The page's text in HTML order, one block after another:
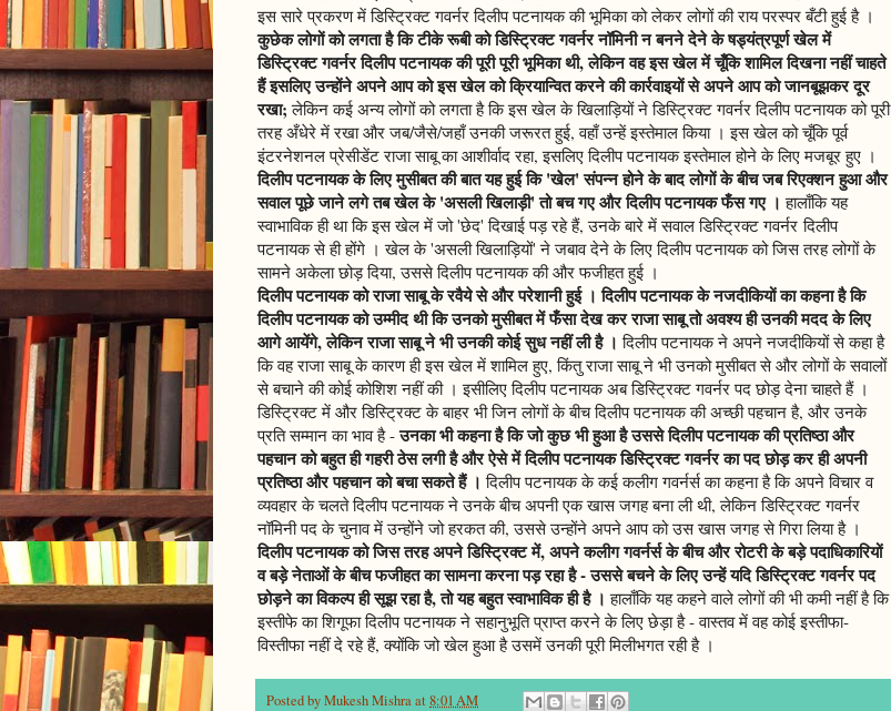
इस सारे प्रकरण में डिस्ट्रिक्ट गवर्नर दिलीप पटनायक की भूमिका को लेकर लोगों की राय परस्पर बँटी हुई है ।
कुछेक लोगों को लगता है कि टीके रूबी को डिस्ट्रिक्ट गवर्नर नॉमिनी न बनने देने के षड्यंत्रपूर्ण खेल में
डिस्ट्रिक्ट गवर्नर दिलीप पटनायक की पूरी पूरी भूमिका थी, लेकिन वह इस खेल में चूँकि शामिल दिखना नहीं चाहते
हैं इसलिए उन्होंने अपने आप को इस खेल को क्रियान्वित करने की कार्रवाइयों से अपने आप को जानबूझकर दूर
रखा; लेकिन कई अन्य लोगों को लगता है कि इस खेल के खिलाड़ियों ने डिस्ट्रिक्ट गवर्नर दिलीप पटनायक को पूरी
तरह अँधेरे में रखा और जब/जैसे/जहाँ उनकी जरूरत हुई, वहाँ उन्हें इस्तेमाल किया । इस खेल को चूँकि पूर्व
इंटरनेशनल प्रेसीडेंट राजा साबू का आशीर्वाद रहा, इसलिए दिलीप पटनायक इस्तेमाल होने के लिए मजबूर हुए ।
दिलीप पटनायक के लिए मुसीबत की बात यह हुई कि 'खेल' संपन्न होने के बाद लोगों के बीच जब रिएक्शन हुआ और
सवाल पूछे जाने लगे तब खेल के 'असली खिलाड़ी' तो बच गए और दिलीप पटनायक फँस गए । हालाँकि यह
स्वाभाविक ही था कि इस खेल में जो 'छेद' दिखाई पड़ रहे हैं, उनके बारे में सवाल डिस्ट्रिक्ट गवर्नर दिलीप
पटनायक से ही होंगे । खेल के 'असली खिलाड़ियों' ने जबाव देने के लिए दिलीप पटनायक को जिस तरह लोगों के
सामने अकेला छोड़ दिया, उससे दिलीप पटनायक की और फजीहत हुई ।
दिलीप पटनायक को राजा साबू के रवैये से और परेशानी हुई । दिलीप पटनायक के नजदीकियों का कहना है कि
दिलीप पटनायक को उम्मीद थी कि उनको मुसीबत में फँसा देख कर राजा साबू तो अवश्य ही उनकी मदद के लिए
आगे आयेंगे, लेकिन राजा साबू ने भी उनकी कोई सुध नहीं ली है । दिलीप पटनायक ने अपने नजदीकियों से कहा है
कि वह राजा साबू के कारण ही इस खेल में शामिल हुए, किंतु राजा साबू ने भी उनको मुसीबत से और लोगों के सवालों
से बचाने की कोई कोशिश नहीं की । इसीलिए दिलीप पटनायक अब डिस्ट्रिक्ट गवर्नर पद छोड़ देना चाहते हैं ।
डिस्ट्रिक्ट में और डिस्ट्रिक्ट के बाहर भी जिन लोगों के बीच दिलीप पटनायक की अच्छी पहचान है, और उनके
प्रति सम्मान का भाव है -उनका भी कहना है कि जो कुछ भी हुआ है उससे दिलीप पटनायक की प्रतिष्ठा और
पहचान को बहुत ही गहरी ठेस लगी है और ऐसे में दिलीप पटनायक डिस्ट्रिक्ट गवर्नर का पद छोड़ कर ही अपनी
प्रतिष्ठा और पहचान को बचा सकते हैं । दिलीप पटनायक के कई कलीग गवर्नर्स का कहना है कि अपने विचार व
व्यवहार के चलते दिलीप पटनायक ने उनके बीच अपनी एक खास जगह बना ली थी, लेकिन डिस्ट्रिक्ट गवर्नर
नॉमिनी पद के चुनाव में उन्होंने जो हरकत की, उससे उन्होंने अपने आप को उस खास जगह से गिरा लिया है ।
दिलीप पटनायक को जिस तरह अपने डिस्ट्रिक्ट में, अपने कलीग गवर्नर्स के बीच और रोटरी के बड़े पदाधिकारियों
व बड़े नेताओं के बीच फजीहत का सामना करना पड़ रहा है - उससे बचने के लिए उन्हें यदि डिस्ट्रिक्ट गवर्नर पद
छोड़ने का विकल्प ही सूझ रहा है, तो यह बहुत स्वाभाविक ही है । हालाँकि यह कहने वाले लोगों की भी कमी नहीं है कि
इस्तीफे का शिगूफा दिलीप पटनायक ने सहानुभूति प्राप्त करने के लिए छेड़ा है - वास्तव में वह कोई इस्तीफा-
विस्तीफा नहीं दे रहे हैं, क्योंकि जो खेल हुआ है उसमें उनकी पूरी मिलीभगत रही है ।
Posted byMukesh Mishraat 8:01 AM